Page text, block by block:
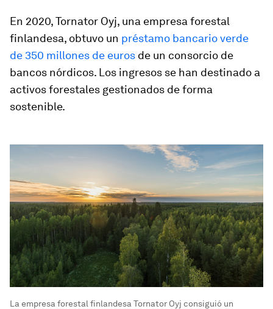
En 2020, Tornator Oyj, una empresa forestal
finlandesa, obtuvo un préstamo bancario verde
de 350 millones de euros de un consorcio de
bancos nórdicos. Los ingresos se han destinado a
activos forestales gestionados de forma
sostenible.
La empresa forestal finlandesa Tornator Oyj consiguió un